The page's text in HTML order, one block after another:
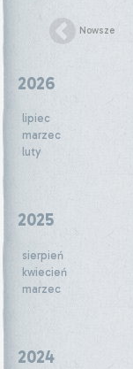
Nowsze
2026
lipiec
marzec
luty
2025
sierpień
kwiecień
marzec
2024